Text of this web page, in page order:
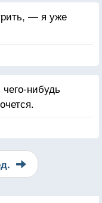
— я уже
нибудь